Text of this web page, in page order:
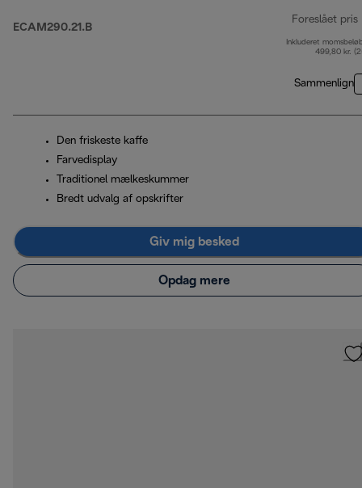
ECAM290.21.B
Foreslået pris
Inkluderet
499,80 kr.
Sammenlign
Den friskeste kaffe
Farvedisplay
Traditionel mælkeskummer
Bredt udvalg af opskrifter
Giv mig besked
Opdag mere